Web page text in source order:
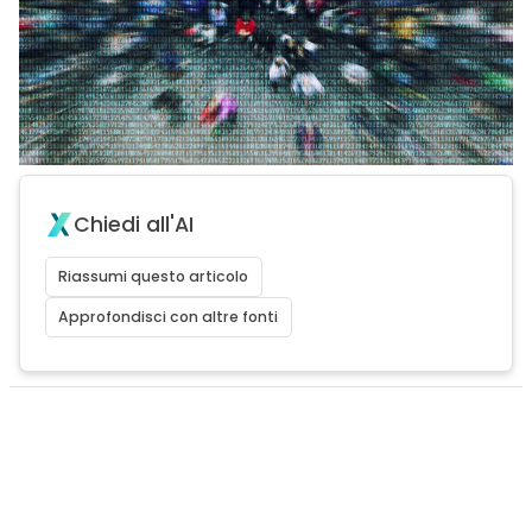
Chiedi all'AI
Riassumi questo articolo
Approfondisci con altre fonti